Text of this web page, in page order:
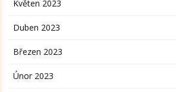
Květen 2023
Duben 2023
Březen 2023
Únor 2023